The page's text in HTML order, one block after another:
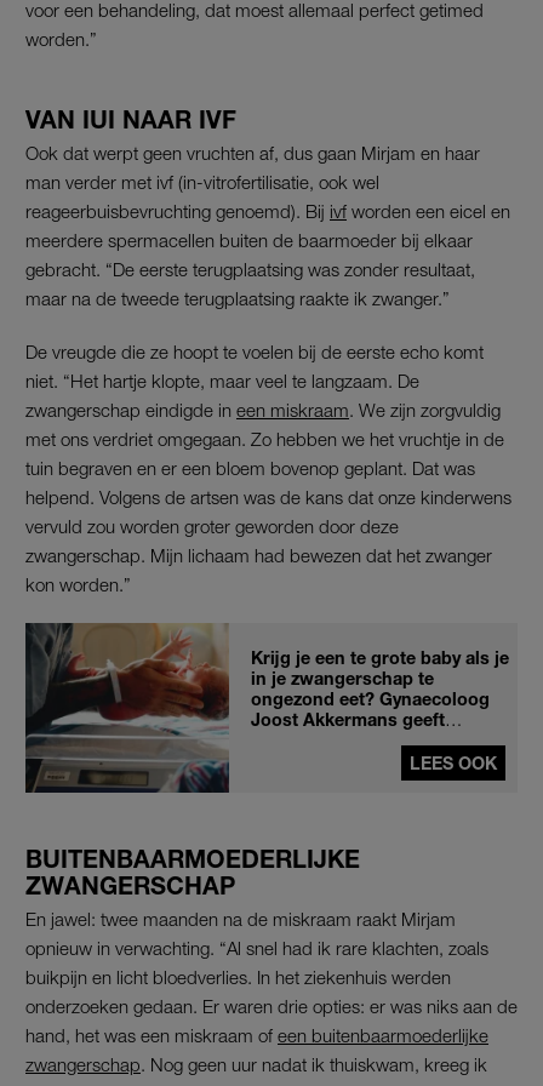
voor een behandeling, dat moest allemaal perfect getimed
worden.”
VAN IUI NAAR IVF
Ook dat werpt geen vruchten af, dus gaan Mirjam en haar
man verder met ivf (in-vitrofertilisatie, ook wel
reageerbuisbevruchting genoemd). Bij ivf worden een eicel en
meerdere spermacellen buiten de baarmoeder bij elkaar
gebracht. “De eerste terugplaatsing was zonder resultaat,
maar na de tweede terugplaatsing raakte ik zwanger.”
De vreugde die ze hoopt te voelen bij de eerste echo komt
niet. “Het hartje klopte, maar veel te langzaam. De
zwangerschap eindigde in een miskraam . We zijn zorgvuldig
met ons verdriet omgegaan. Zo hebben we het vruchtje in de
tuin begraven en er een bloem bovenop geplant. Dat was
helpend. Volgens de artsen was de kans dat onze kinderwens
vervuld zou worden groter geworden door deze
zwangerschap. Mijn lichaam had bewezen dat het zwanger
kon worden.”
Krijg je een te grote baby als je
in je zwangerschap te
ongezond eet? Gynaecoloog
Joost Akkermans geeft
LEES OOK
BUITENBAARMOEDERLIJKE
ZWANGERSCHAP
En jawel: twee maanden na de miskraam raakt Mirjam
opnieuw in verwachting. “Al snel had ik rare klachten, zoals
buikpijn en licht bloedverlies. In het ziekenhuis werden
onderzoeken gedaan. Er waren drie opties: er was niks aan de
hand, het was een miskraam of een buitenbaarmoederlijke
zwangerschap . Nog geen uur nadat ik thuiskwam, kreeg ik